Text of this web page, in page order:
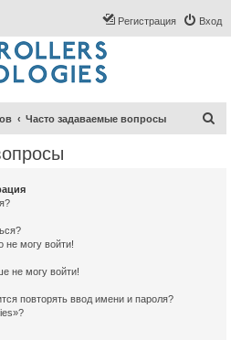
Вход
Регистрация
Часто задаваемые вопросы
не могу войти!
не могу войти!
повторять ввод имени и пароля?